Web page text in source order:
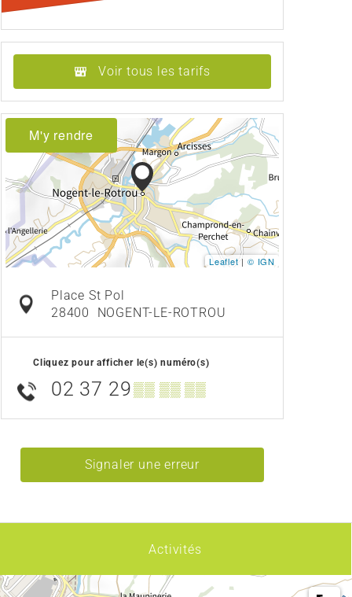
Voir tous les tarifs
M'y rendre
Leaflet | © IGN
Place St Pol
28400
NOGENT-LE-ROTROU
Cliquez pour afficher le(s) numéro(s)
02 37 29 ▒▒ ▒▒ ▒▒
Signaler une erreur
Activités